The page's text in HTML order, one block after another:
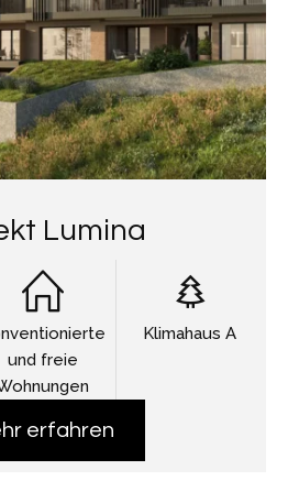
Lumina
und freie
Klimahaus A
erfahren